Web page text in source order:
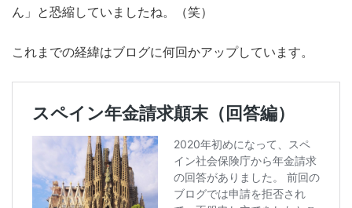
ん」と恐縮していましたね。（笑）
これまでの経緯はブログに何回かアップしています。